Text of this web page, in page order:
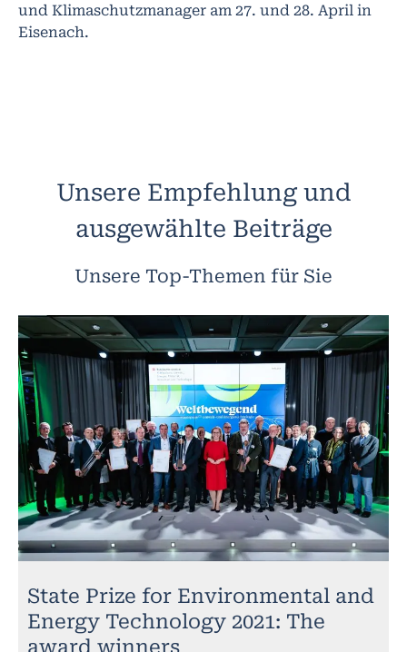
und Klimaschutzmanager am 27. und 28. April in
Eisenach.
Unsere Empfehlung und
ausgewählte Beiträge
Unsere Top-Themen für Sie
State Prize for Environmental and
Energy Technology 2021: The
award winners